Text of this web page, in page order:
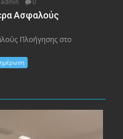
admin 0
Ασφαλούς
Πλοήγησης στο